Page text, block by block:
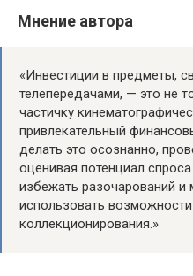
Мнение автора
«Инвестиции в предметы,
телепередачами, — это не
частичку
привлекательный
делать это осознанно,
оценивая потенциал
избежать разочарований
использовать
коллекционирования.»